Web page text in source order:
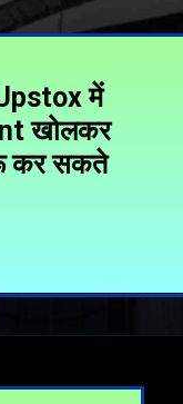
में
खोलकर
कर सकते